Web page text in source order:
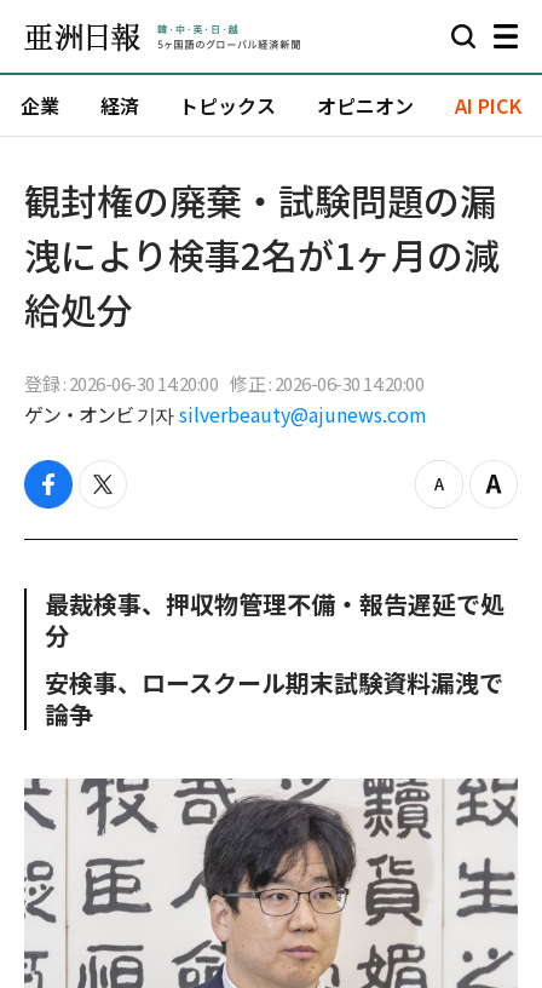
企業 経済 トピックス オピニオン AI PICK
観封権の廃棄・試験問題の漏
洩により検事2名が1ヶ月の減
給処分
登録 : 2026-06-30 14:20:00 修正 : 2026-06-30 14:20:00
ゲン・オンビ 기자 silverbeauty@ajunews.com
f
c
o
o
k
t
i
e
z
o
u
Z
o
n
最裁検事、押収物管理不備・報告遅延で処
分
安検事、ロースクール期末試験資料漏洩で
論争